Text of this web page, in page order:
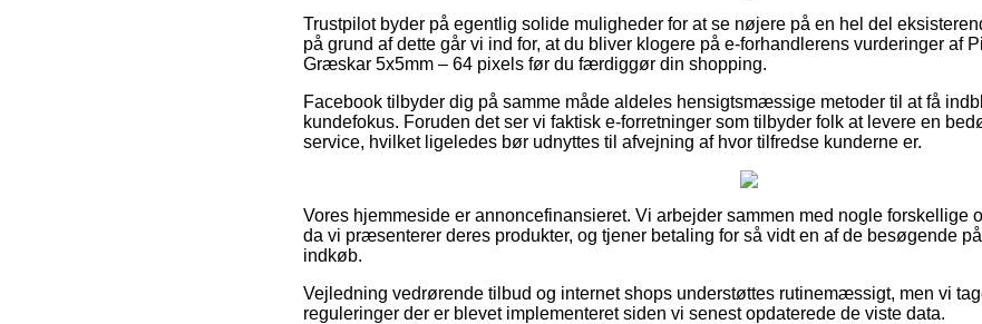
Trustpilot byder på egentlig solide muligheder for at se nøjere på en hel del
på grund af dette går vi ind for, at du bliver klogere på e-forhandlerens vurderinger af
Græskar 5x5mm – 64 pixels før du færdiggør din shopping.
Facebook tilbyder dig på samme måde aldeles hensigtsmæssige metoder til at få
kundefokus. Foruden det ser vi faktisk e-forretninger som tilbyder folk at levere en
service, hvilket ligeledes bør udnyttes til afvejning af hvor tilfredse kunderne er.
Vores hjemmeside er annoncefinansieret. Vi arbejder sammen med nogle forskellige
da vi præsenterer deres produkter, og tjener betaling for så vidt en af de besøgende
indkøb.
Vejledning vedrørende tilbud og internet shops understøttes rutinemæssigt, men vi
reguleringer der er blevet implementeret siden vi senest opdaterede de viste data.